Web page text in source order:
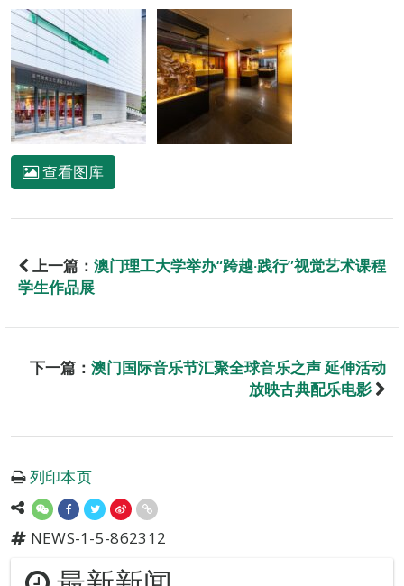
查看图库
上一篇： 澳门理工大学举办“跨越‧践行”视觉艺术课程
学生作品展
下一篇： 澳门国际音乐节汇聚全球音乐之声 延伸活动
放映古典配乐电影
列印本页
NEWS-1-5-862312